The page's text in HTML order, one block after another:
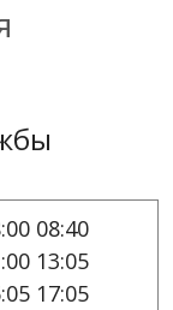
08:40
13:05
17:05